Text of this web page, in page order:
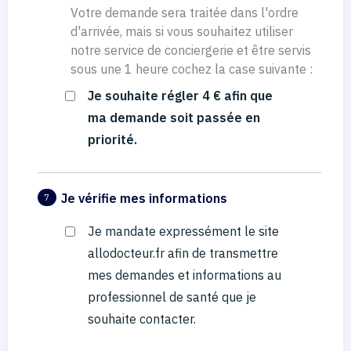
Votre demande sera traitée dans l'ordre
d'arrivée, mais si vous souhaitez utiliser
notre service de conciergerie et être servis
sous une 1 heure cochez la case suivante :
Je souhaite régler 4 € afin que
ma demande soit passée en
priorité.
7 Je vérifie mes informations
Je mandate expressément le site
allodocteur.fr afin de transmettre
mes demandes et informations au
professionnel de santé que je
souhaite contacter.